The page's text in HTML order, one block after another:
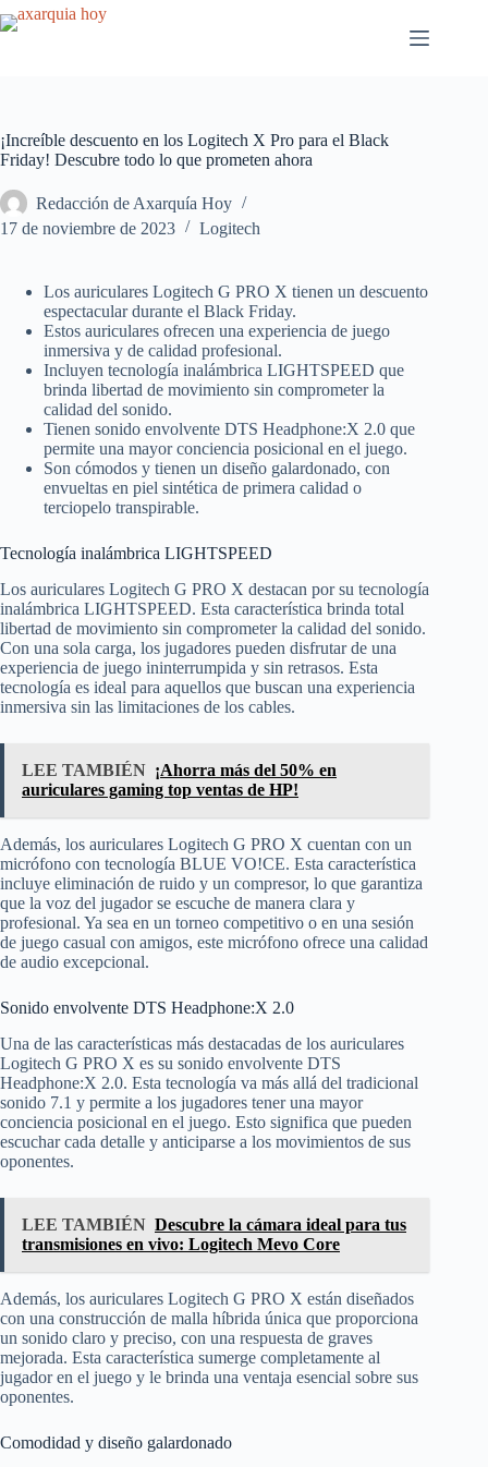
Saltar
al
¡Increíble descuento en los Logitech X Pro para el Black
Friday! Descubre todo lo que prometen ahora
Redacción de Axarquía Hoy
17 de noviembre de 2023
Logitech
Los auriculares Logitech G PRO X tienen un descuento
espectacular durante el Black Friday.
Estos auriculares ofrecen una experiencia de juego
inmersiva y de calidad profesional.
Incluyen tecnología inalámbrica LIGHTSPEED que
brinda libertad de movimiento sin comprometer la
calidad del sonido.
Tienen sonido envolvente DTS Headphone:X 2.0 que
permite una mayor conciencia posicional en el juego.
Son cómodos y tienen un diseño galardonado, con
envueltas en piel sintética de primera calidad o
terciopelo transpirable.
Tecnología inalámbrica LIGHTSPEED
Los auriculares Logitech G PRO X destacan por su tecnología
inalámbrica LIGHTSPEED. Esta característica brinda total
libertad de movimiento sin comprometer la calidad del sonido.
Con una sola carga, los jugadores pueden disfrutar de una
experiencia de juego ininterrumpida y sin retrasos. Esta
tecnología es ideal para aquellos que buscan una experiencia
inmersiva sin las limitaciones de los cables.
LEE TAMBIÉN ¡Ahorra más del 50% en
auriculares gaming top ventas de HP!
Además, los auriculares Logitech G PRO X cuentan con un
micrófono con tecnología BLUE VO!CE. Esta característica
incluye eliminación de ruido y un compresor, lo que garantiza
que la voz del jugador se escuche de manera clara y
profesional. Ya sea en un torneo competitivo o en una sesión
de juego casual con amigos, este micrófono ofrece una calidad
de audio excepcional.
Sonido envolvente DTS Headphone:X 2.0
Una de las características más destacadas de los auriculares
Logitech G PRO X es su sonido envolvente DTS
Headphone:X 2.0. Esta tecnología va más allá del tradicional
sonido 7.1 y permite a los jugadores tener una mayor
conciencia posicional en el juego. Esto significa que pueden
escuchar cada detalle y anticiparse a los movimientos de sus
oponentes.
LEE TAMBIÉN Descubre la cámara ideal para tus
transmisiones en vivo: Logitech Mevo Core
Además, los auriculares Logitech G PRO X están diseñados
con una construcción de malla híbrida única que proporciona
un sonido claro y preciso, con una respuesta de graves
mejorada. Esta característica sumerge completamente al
jugador en el juego y le brinda una ventaja esencial sobre sus
oponentes.
Comodidad y diseño galardonado